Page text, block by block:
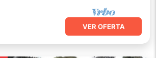
VER OFERTA